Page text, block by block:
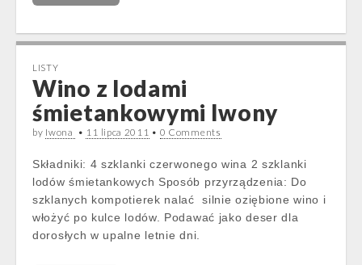
LISTY
Wino z lodami
śmietankowymi Iwony
by Iwona • 11 lipca 2011 • 0 Comments
Składniki: 4 szklanki czerwonego wina 2 szklanki
lodów śmietankowych Sposób przyrządzenia: Do
szklanych kompotierek nalać silnie oziębione wino i
włożyć po kulce lodów. Podawać jako deser dla
dorosłych w upalne letnie dni.